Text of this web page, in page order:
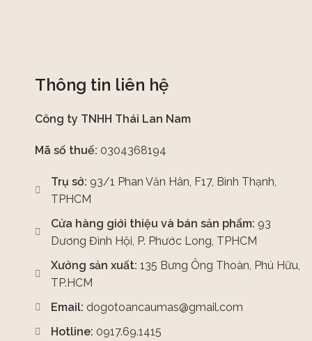
Thông tin liên hệ
Công ty TNHH Thái Lan Nam
Mã số thuế: 0304368194
Trụ sở: 93/1 Phan Văn Hân, F17, Bình Thạnh,
TPHCM
Cửa hàng giới thiệu và bán sản phẩm: 93
Dương Đình Hội, P. Phước Long, TPHCM
Xưởng sản xuất: 135 Bưng Ông Thoàn, Phú Hữu,
TP.HCM
Email: dogotoancaumas@gmail.com
Hotline: 0917.69.1415